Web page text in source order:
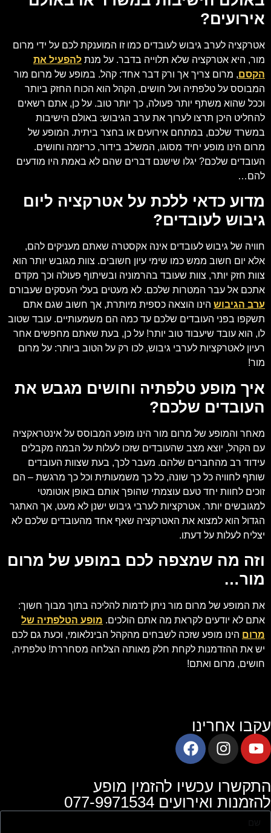
אירועים?
אטרקציה לערב גיבוש לעובדים כמו זו המוענקת לכם על ידי מרום
מור, היא אטרקציה שלא תלוייה בדבר. על מנת להפעיל את
הקסם, מרום צריך אך ורק דבר אחד: קהל. במופע של מרום מור
המבוסס על טלפתיה ועל חושים, הקהל הוא הכוח החזק ביותר
וככל שהוא משתף יותר פעולה, כך יותר טוב. על כן, אתם רשאים
להחליט היכן תרצו לערוך את ערב הגיבוש: באולם הישיבות
במשרד שלכם, במתחם אירועים או בחצר ביתית. המופע של
מרום הינו מופע יחיד מסוגו, המשלב בידור, כריזמה וחושים.
העובדים שלכם? יגלו שישנם דברים שהם לא באמת היו מודעים
להם…
מדוע כדאי ללכת על אטרקציה ליום
גיבוש לעובדים?
חוויה של גיבוש לעובדים אינה אקסטרה שאתם מעניקים להם,
אלא יום חשוב ממש כמו שימי עיון חשובים. צוות מגובש יותר הוא
צוות חזק יותר, צוות שעובד בהרמוניה ובשיתוף פעולה וכך מקדם
אתכם אל עבר המטרות שלכם. לא מעטים בעלי העסקים שעבורם
ערב הגיבוש הינו הוצאה כספית מיותרת, אך חשוב שגם אתם
תשקפו בפני העובדים שלכם עד כמה הם משמעותיים. עובד שטוב
לו, הוא עובד שיעבוד טוב יותר! על כן, בעת שאתם מחפשים אחר
רעיון לאטרקציות לערבי גיבוש, לכו רק על הטוב ביותר: על מרום
מור!
איך מופע טלפתיה וחושים מגבש את
העובדים שלכם?
מאחר והמופע של מרום מור הינו מופע המבוסס על אינטראקציה
עם הקהל, יוצא מצב שהעובדים שזכו לעלות על הבמה מקבלים
עידוד רב מהחברים שלהם. מעבר לכך, בעת שצוות העובדים
שותף לחוויה כל כך שונה, כל כך משמעותית וכל כך מרגשת – הם
זוכים לחוות יחד טעם עוצמתי שהופך אותם באופן אוטומטי
למגובשים יותר. אטרקציות לערבי גיבוש ישנן לא מעט, אך האתגר
הגדול הוא למצוא את האטרקציה שאף אחד מהעובדים שלכם לא
יצליח לעלות על דעתו.
וזה מה שמצפה לכם במופע של מרום
מור…
את המופע של מרום מור ניתן לדמות להליכה בתוך מבוך חשוך:
אתם לא יודעים לקראת מה אתם הולכים. מופע הטלפתיה של
מרום הינו מופע שזכה לשבחים מהקהל הבינלאומי, וכעת גם לכם
יש את ההזדמנות לקחת חלק מאותה הצלחה מסחררת! טלפתיה,
חושים, מרום ואתם!
עקבו אחרינו
התקשרו עכשיו להזמין מופע
להזמנות ואירועים 077-9971534